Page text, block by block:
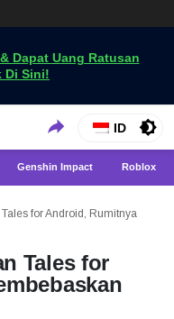
Dapat Uang Ratusan
Di Sini!
News
Terbaru Hanya di VCGamers
ID
Genshin Impact Roblox
for Android, Rumitnya
Tales for